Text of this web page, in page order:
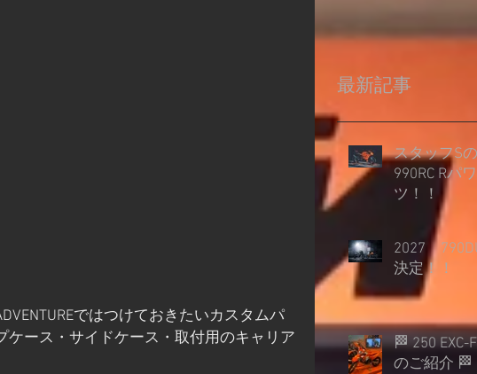
ではつけておきたいカスタムパ
ース・サイドケース・取付用のキャリア
最新記事
スタッフS
990RC Rパ
ツ！！
2027
決定！！
🏁 250 EXC-F
のご紹介 🏁